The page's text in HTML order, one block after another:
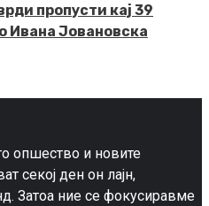
пропусти кај 39
Ивана Јовановска
опшество и новите
секој ден он лајн,
Затоа ние се фокусиравме